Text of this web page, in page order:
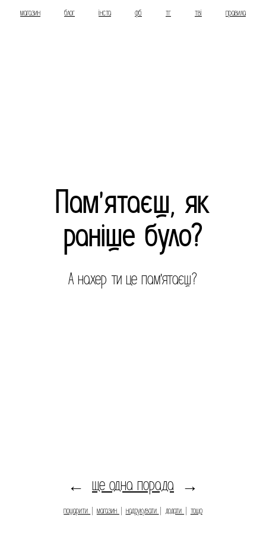
магазин блог інста фб тг тві правила
Пам'ятаєш, як
раніше було?
А нахер ти це пам'ятаєш?
← ще одна порада →
пошарити магазин надрукувати додати тощо